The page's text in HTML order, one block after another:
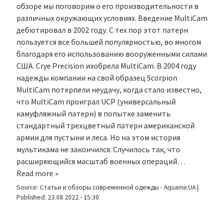
обзоре мы поговорим о его производительности в
различных окружающих условиях. Введение MultiCam
дебютировал в 2002 году. С тех пор этот патерн
пользуется все большей популярностью, во многом
благодаря его использованию вооруженными силами
США. Crye Precision изобрела MultiCam. В 2004 году
надежды компании на свой образец Scorpion
MultiCam потерпели неудачу, когда стало известно,
что MultiCam проиграл UCP (универсальный
камуфляжный патерн) в попытке заменить
стандартный трехцветный патерн американской
армии для пустыни и леса. Но на этом история
мультикама не закончился. Случилось так, что
расширяющийся масштаб военных операций…
Read more »
Source: Статьи и обзоры современной одежды - Aquamir.UA|
Published: 23.08.2022 - 15:30